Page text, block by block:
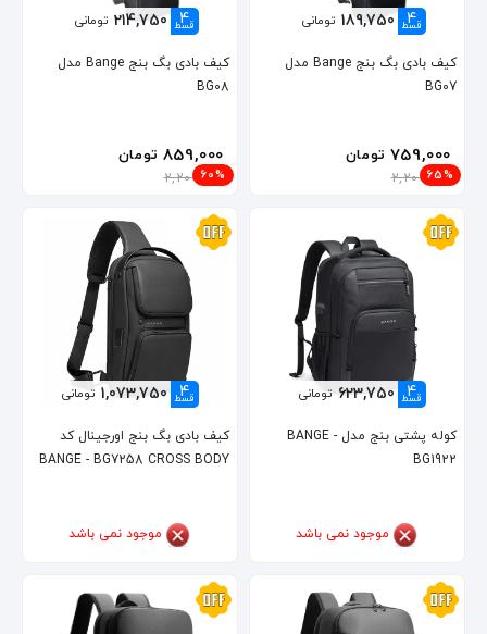
4
قسط 189,750 تومانی
کیف بادی بگ بنج Bange مدل
BG07
759,000 تومان
2,200,000
65%
4
قسط 214,750 تومانی
کیف بادی بگ بنج Bange مدل
BG08
859,000 تومان
2,200,000
60%
4
قسط 623,750 تومانی
کوله پشتی بنج مدل BANGE -
BG1922
موجود نمی باشد
4
قسط 1,073,750 تومانی
کیف بادی بگ بنج اورجینال کد
BANGE - BG7258 CROSS BODY
موجود نمی باشد